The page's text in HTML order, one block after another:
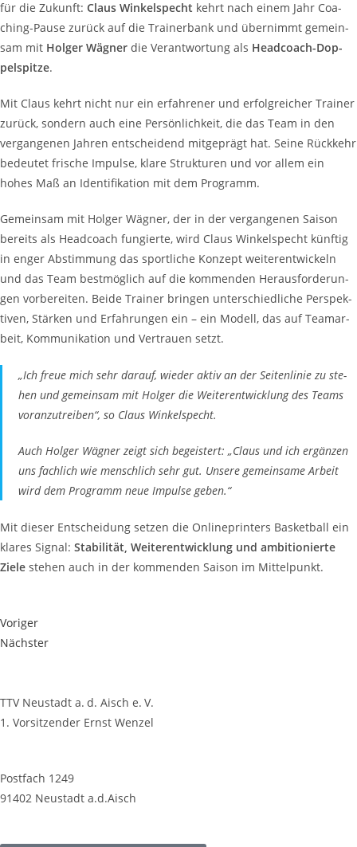
für die Zukunft: Claus Win­kel­specht kehrt nach einem Jahr Coa­
ching-Pau­se zurück auf die Trai­ner­bank und über­nimmt gemein­
sam mit Hol­ger Wäg­ner die Ver­ant­wor­tung als Head­coach-Dop­
pel­spit­ze.
Mit Claus kehrt nicht nur ein erfah­re­ner und erfolg­rei­cher Trai­ner
zurück, son­dern auch eine Per­sön­lich­keit, die das Team in den
ver­gan­ge­nen Jah­ren ent­schei­dend mit­ge­prägt hat. Sei­ne Rück­kehr
bedeu­tet fri­sche Impul­se, kla­re Struk­tu­ren und vor allem ein
hohes Maß an Iden­ti­fi­ka­ti­on mit dem Programm.
Gemein­sam mit Hol­ger Wäg­ner, der in der ver­gan­ge­nen Sai­son
bereits als Head­coach fun­gier­te, wird Claus Win­kel­specht künf­tig
in enger Abstim­mung das sport­li­che Kon­zept wei­ter­ent­wi­ckeln
und das Team best­mög­lich auf die kom­men­den Her­aus­for­de­run­
gen vor­be­rei­ten. Bei­de Trai­ner brin­gen unter­schied­li­che Per­spek­
ti­ven, Stär­ken und Erfah­run­gen ein – ein Modell, das auf Team­ar­
beit, Kom­mu­ni­ka­ti­on und Ver­trau­en setzt.
„Ich freue mich sehr dar­auf, wie­der aktiv an der Sei­ten­li­nie zu ste­
hen und gemein­sam mit Hol­ger die Wei­ter­ent­wick­lung des Teams
vor­an­zu­trei­ben“, so Claus Winkelspecht.
Auch Hol­ger Wäg­ner zeigt sich begeis­tert: „Claus und ich ergän­zen
uns fach­lich wie mensch­lich sehr gut. Unse­re gemein­sa­me Arbeit
wird dem Pro­gramm neue Impul­se geben.“
Mit die­ser Ent­schei­dung set­zen die Online­prin­ters Bas­ket­ball ein
kla­res Signal: Sta­bi­li­tät, Wei­ter­ent­wick­lung und ambi­tio­nier­te
Zie­le ste­hen auch in der kom­men­den Sai­son im Mittelpunkt.
Voriger
Nächster
TTV Neustadt a. d. Aisch e. V.
1. Vorsitzender Ernst Wenzel
Postfach 1249
91402 Neustadt a.d.Aisch